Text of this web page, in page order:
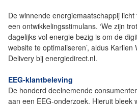
De winnende energiemaatschappij
een ontwikkelingsstimulans. ‘We zijn
dagelijks vol energie bezig is om de
website te optimaliseren’, aldus
Delivery bij energiedirect.nl.
EEG-klantbeleving
De honderd deelnemende
aan een EEG-onderzoek. Hieruit bleek